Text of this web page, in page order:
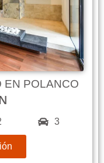
EN POLANCO
3